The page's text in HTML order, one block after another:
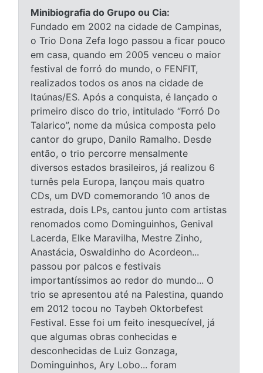
Minibiografia do Grupo ou Cia:
Fundado em 2002 na cidade de Campinas,
o Trio Dona Zefa logo passou a ficar pouco
em casa, quando em 2005 venceu o maior
festival de forró do mundo, o FENFIT,
realizados todos os anos na cidade de
Itaúnas/ES. Após a conquista, é lançado o
primeiro disco do trio, intitulado “Forró Do
Talarico”, nome da música composta pelo
cantor do grupo, Danilo Ramalho. Desde
então, o trio percorre mensalmente
diversos estados brasileiros, já realizou 6
turnês pela Europa, lançou mais quatro
CDs, um DVD comemorando 10 anos de
estrada, dois LPs, cantou junto com artistas
renomados como Dominguinhos, Genival
Lacerda, Elke Maravilha, Mestre Zinho,
Anastácia, Oswaldinho do Acordeon...
passou por palcos e festivais
importantíssimos ao redor do mundo... O
trio se apresentou até na Palestina, quando
em 2012 tocou no Taybeh Oktorbefest
Festival. Esse foi um feito inesquecível, já
que algumas obras conhecidas e
desconhecidas de Luiz Gonzaga,
Dominguinhos, Ary Lobo... foram